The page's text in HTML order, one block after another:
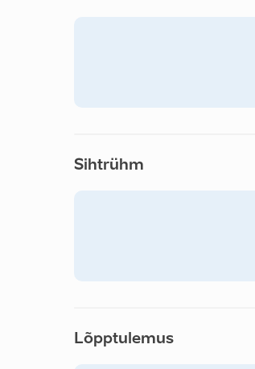
Sihtrühm
Lõpptulemus